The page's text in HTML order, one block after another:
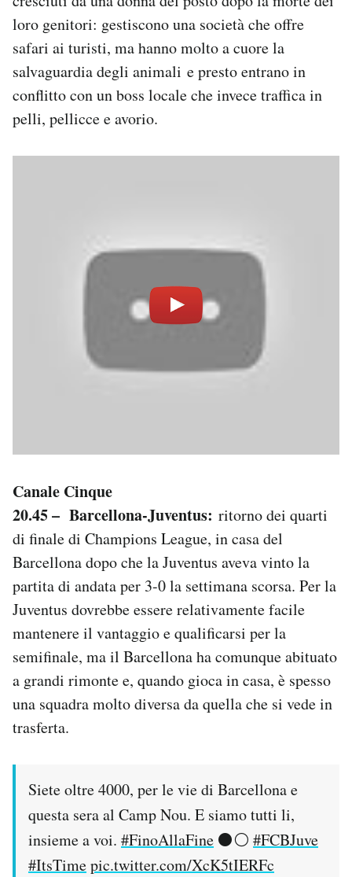
loro genitori: gestiscono una società che offre
safari ai turisti, ma hanno molto a cuore la
salvaguardia degli animali e presto entrano in
conflitto con un boss locale che invece traffica in
pelli, pellicce e avorio.
Canale Cinque
20.45 – Barcellona-Juventus: ritorno dei quarti
di finale di Champions League, in casa del
Barcellona dopo che la Juventus aveva vinto la
partita di andata per 3-0 la settimana scorsa. Per la
Juventus dovrebbe essere relativamente facile
mantenere il vantaggio e qualificarsi per la
semifinale, ma il Barcellona ha comunque abituato
a grandi rimonte e, quando gioca in casa, è spesso
una squadra molto diversa da quella che si vede in
trasferta.
Siete oltre 4000, per le vie di Barcellona e
questa sera al Camp Nou. E siamo tutti li,
insieme a voi. #FinoAllaFine ⚫️⚪️ #FCBJuve
#ItsTimepic.twitter.com/XcK5tIERFc